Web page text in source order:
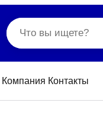
Компания Контакты